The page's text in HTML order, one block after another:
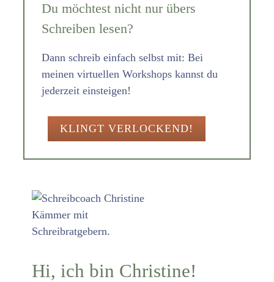
Du möchtest nicht nur übers
Schreiben lesen?
Dann schreib einfach selbst mit: Bei
meinen virtuellen Workshops kannst du
jederzeit einsteigen!
KLINGT VERLOCKEND!
Hi, ich bin Christine!